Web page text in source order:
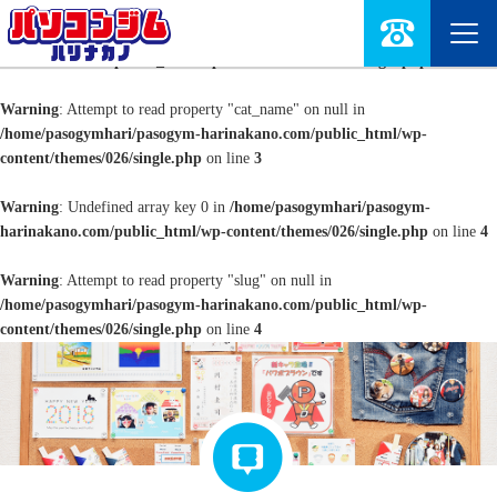
Warning: Undefined array key 0 in
/home/pasogymhari/pasogym-
harinakano.com/public_html/wp-content/themes/026/single.php
Warning: Attempt to read property "cat_name" on null in
/home/pasogymhari/pasogym-harinakano.com/public_html/wp-
content/themes/026/single.php on line 3
Warning: Undefined array key 0 in /home/pasogymhari/pasogym-
harinakano.com/public_html/wp-content/themes/026/single.php on line 4
Warning: Attempt to read property "slug" on null in
/home/pasogymhari/pasogym-harinakano.com/public_html/wp-
content/themes/026/single.php on line 4